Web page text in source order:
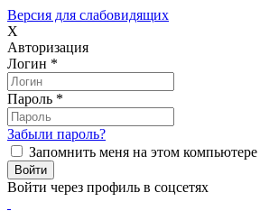
Версия для слабовидящих
X
Авторизация
Логин *
Пароль *
Забыли пароль?
Запомнить меня на этом компьютере
Войти через профиль в соцсетях